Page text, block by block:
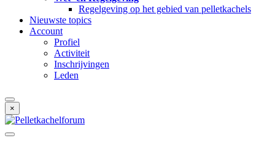
Regelgeving op het gebied van pelletkachels
Nieuwste topics
Account
Profiel
Activiteit
Inschrijvingen
Leden
×